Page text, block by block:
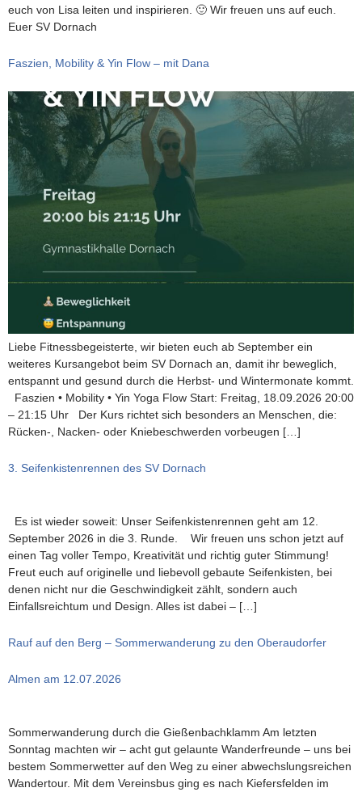
euch von Lisa leiten und inspirieren. 🙂 Wir freuen uns auf euch.
Euer SV Dornach
Faszien, Mobility & Yin Flow – mit Dana
Liebe Fitnessbegeisterte, wir bieten euch ab September ein
weiteres Kursangebot beim SV Dornach an, damit ihr beweglich,
entspannt und gesund durch die Herbst- und Wintermonate kommt.
Faszien • Mobility • Yin Yoga Flow Start: Freitag, 18.09.2026 20:00
– 21:15 Uhr Der Kurs richtet sich besonders an Menschen, die:
Rücken-, Nacken- oder Kniebeschwerden vorbeugen […]
3. Seifenkistenrennen des SV Dornach
Es ist wieder soweit: Unser Seifenkistenrennen geht am 12.
September 2026 in die 3. Runde. Wir freuen uns schon jetzt auf
einen Tag voller Tempo, Kreativität und richtig guter Stimmung!
Freut euch auf originelle und liebevoll gebaute Seifenkisten, bei
denen nicht nur die Geschwindigkeit zählt, sondern auch
Einfallsreichtum und Design. Alles ist dabei – […]
Rauf auf den Berg – Sommerwanderung zu den Oberaudorfer
Almen am 12.07.2026
Sommerwanderung durch die Gießenbachklamm Am letzten
Sonntag machten wir – acht gut gelaunte Wanderfreunde – uns bei
bestem Sommerwetter auf den Weg zu einer abwechslungsreichen
Wandertour. Mit dem Vereinsbus ging es nach Kiefersfelden im